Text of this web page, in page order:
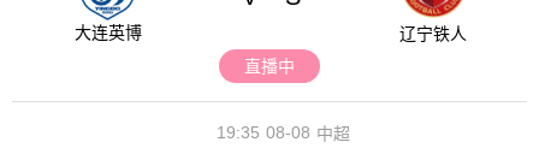
大连英博
辽宁铁人
直播中
08-08
19:35 中超